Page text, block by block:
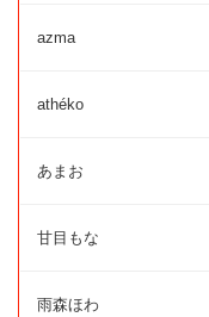
azma
athéko
あまお
甘目もな
雨森ほわ